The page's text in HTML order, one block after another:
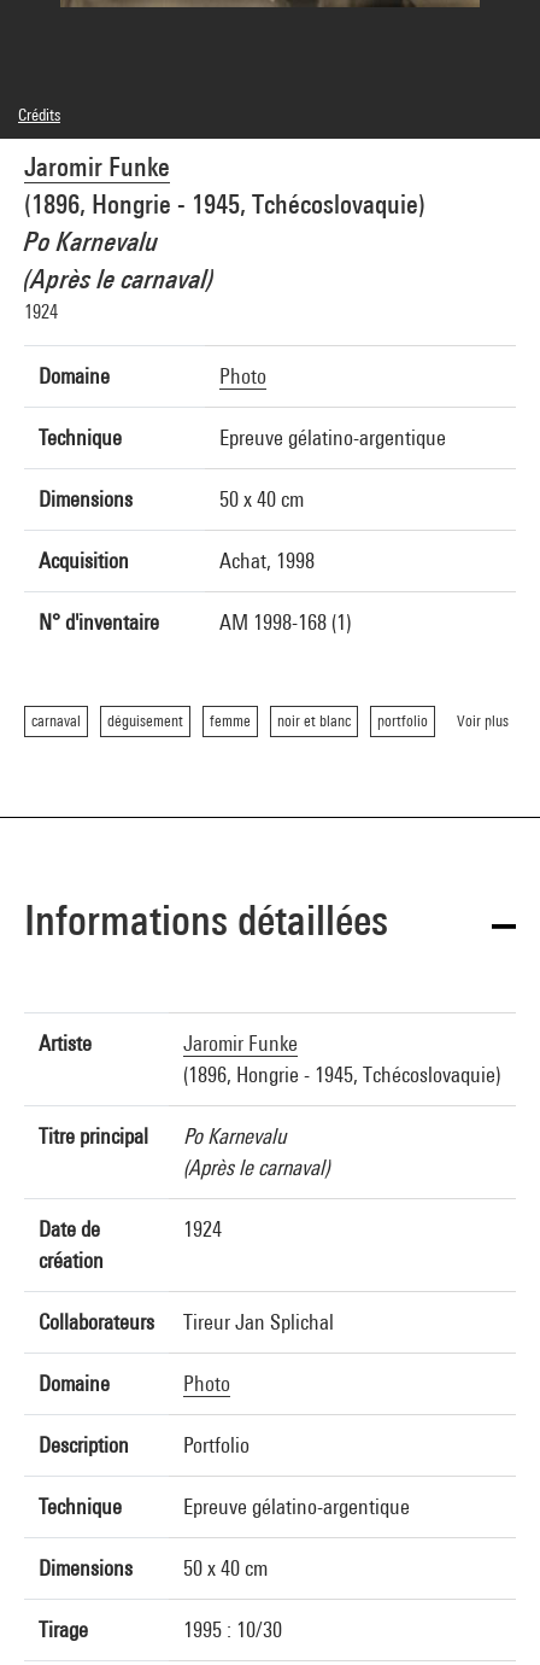
Jaromir Funke
(1896, Hongrie - 1945, Tchécoslovaquie)
Po Karnevalu
(Après le carnaval)
1924
Domaine Photo
Technique Epreuve gélatino-argentique
Dimensions 50 x 40 cm
Acquisition Achat, 1998
N° d'inventaire AM 1998-168 (1)
carnaval déguisement femme noir et blanc portfolio Voir plus
Crédits
Domaine public
Crédit photographique : Centre Pompidou, MNAM-CCI/Jean-Claude Planchet/Dist.
GrandPalaisRmn
Réf. image : 4R10521 [1998 CX 0762]
Diffusion image :GrandPalaisRmnPhoto
Informations détaillées
Artiste
Jaromir Funke
(1896, Hongrie - 1945, Tchécoslovaquie)
Titre principal
Po Karnevalu
(Après le carnaval)
Date de
création
1924
Collaborateurs Tireur Jan Splichal
Domaine Photo
Description Portfolio
Technique Epreuve gélatino-argentique
Dimensions 50 x 40 cm
Tirage 1995 : 10/30